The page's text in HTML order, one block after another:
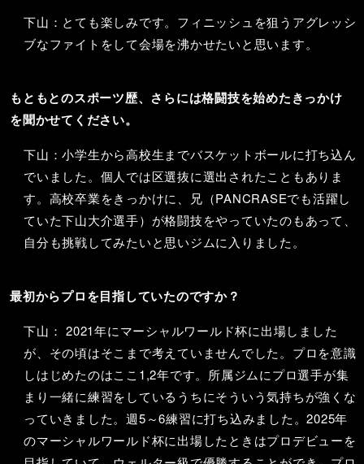
下山：とても楽しみです。フィニッシュを狙うアグレッシ
ブなファイトをして会場を沸かせたいと思います。
もともとのスポーツ歴、さらには格闘技を始めたきっかけ
を聞かせてください。
下山：小学生から高校生までバスケットボールに打ち込ん
でいました。個人では区選抜に選出されたこともありま
す。高校卒業をきっかけに、兄（PANCRASEでも活躍し
ていた下山大介選手）が格闘技をやっていたのもあって、
自分も挑戦してみたいと思いジムに入りました。
最初からプロを目指していたのですか？
下山： 2021年にマーシャルワールド杯に出場しました
が、その頃はそこまで考えていませんでした。プロを意識
しはじめたのはここ1,2年です。所属ジムにプロ選手が集
まり一緒に練習をしているうちにそういう気持ちが強くな
っていきました。週5～6練習に打ち込みました。2025年
のマーシャルワールド杯に出場したときはプロデビューを